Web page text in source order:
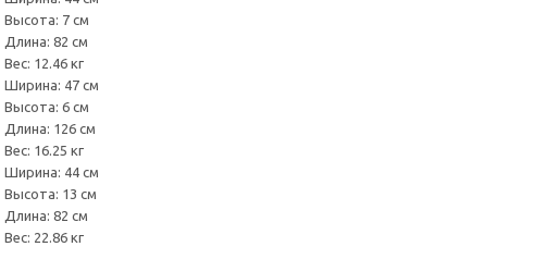
Высота: 7 см
Длина: 82 см
Вес: 12.46 кг
Ширина: 47 см
Высота: 6 см
Длина: 126 см
Вес: 16.25 кг
Ширина: 44 см
Высота: 13 см
Длина: 82 см
Вес: 22.86 кг